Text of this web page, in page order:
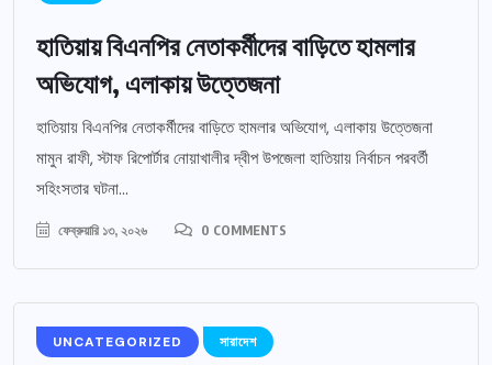
হাতিয়ায় বিএনপির নেতাকর্মীদের বাড়িতে হামলার
অভিযোগ, এলাকায় উত্তেজনা
হাতিয়ায় বিএনপির নেতাকর্মীদের বাড়িতে হামলার অভিযোগ, এলাকায় উত্তেজনা
মামুন রাফী, স্টাফ রিপোর্টার নোয়াখালীর দ্বীপ উপজেলা হাতিয়ায় নির্বাচন পরবর্তী
সহিংসতার ঘটনা...
ফেব্রুয়ারি ১৩, ২০২৬ 0 COMMENTS
UNCATEGORIZED সারাদেশ